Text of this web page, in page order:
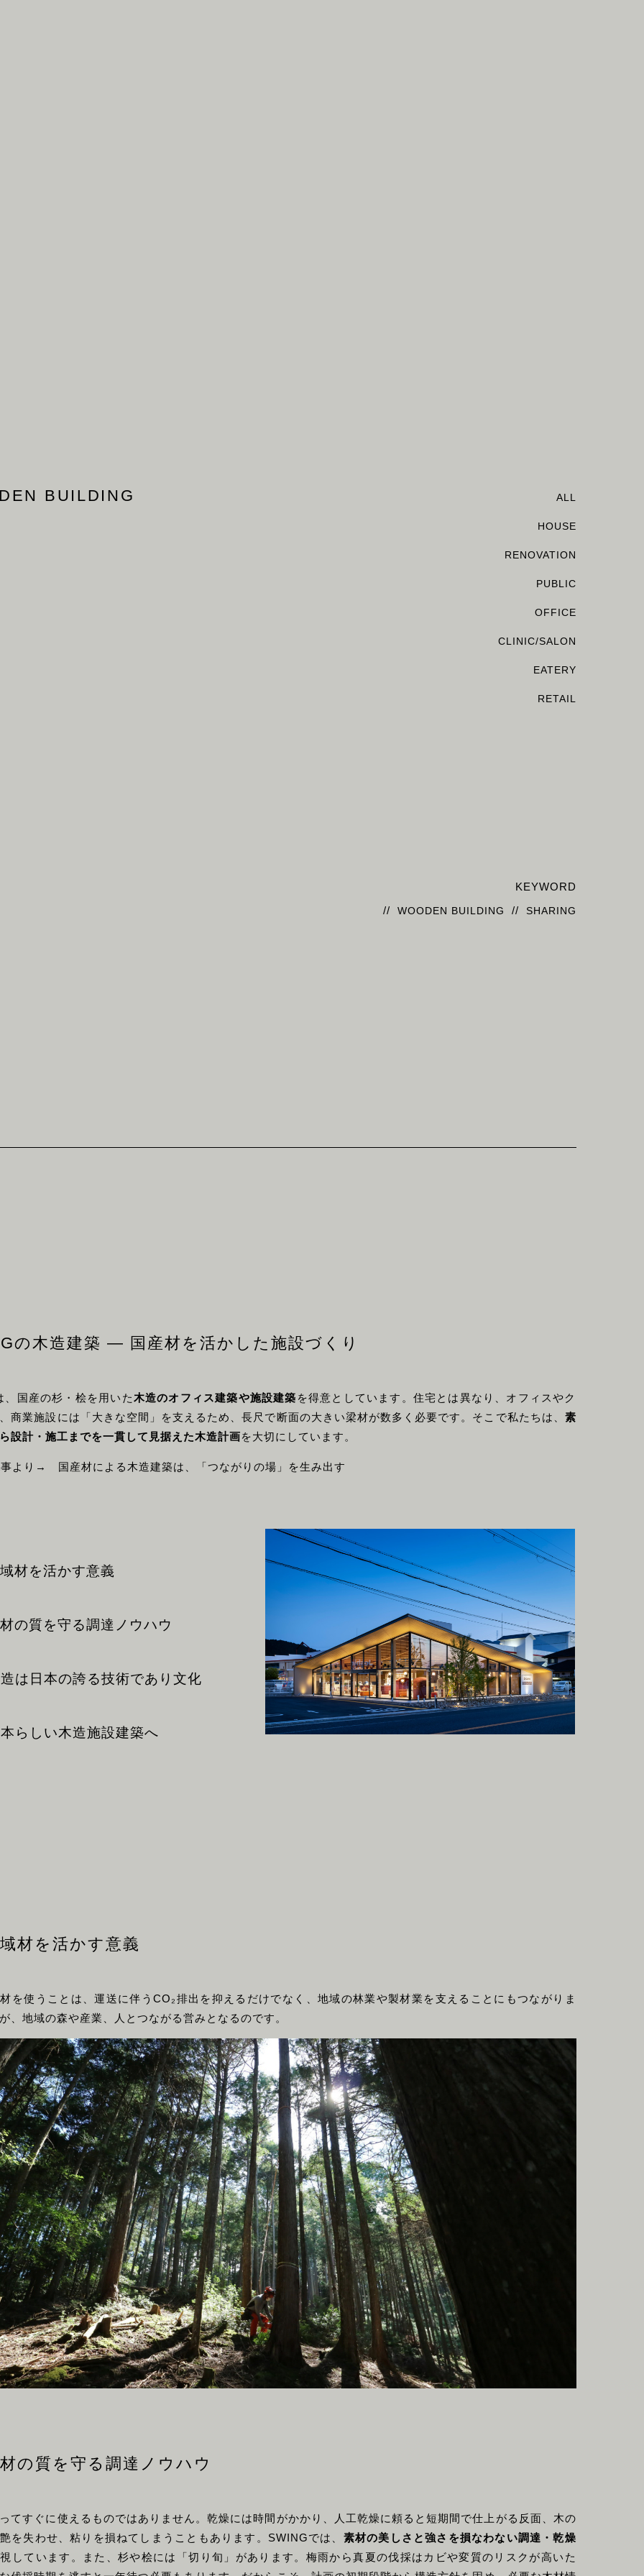
BUILDING ALL
HOUSE
RENOVATION
PUBLIC
OFFICE
CLINIC/SALON
EATERY
RETAIL
KEYWORD
//
WOODEN BUILDING // SHARING
の木造建築 ― 国産材を活かした施設づくり
、国産の杉・桧を用いた木造のオフィス建築や施設建築 を得意としています。住宅とは異なり、オフィスやク
商業施設には「大きな空間」を支えるため、⾧尺で断面の大きい梁材が数多く必要です。そこで私たちは、 素
設計・施工までを一貫して見据えた木造計画を大切にしています。
事より→ 国産材による木造建築は、「つながりの場」を生み出す
材を活かす意義
の質を守る調達ノウハウ
は日本の誇る技術であり文化
らしい木造施設建築へ
材を活かす意義
を使うことは、運送に伴うCO₂排出を抑えるだけでなく、地域の林業や製材業を支えることにもつながりま
、地域の森や産業、人とつながる営みとなるのです。
の質を守る調達ノウハウ
てすぐに使えるものではありません。乾燥には時間がかかり、人工乾燥に頼ると短期間で仕上がる反面、木の
を失わせ、粘りを損ねてしまうこともあります。SWINGでは、 素材の美しさと強さを損なわない調達・乾燥
しています。また、杉や桧には「切り旬」があります。梅雨から真夏の伐採はカビや変質のリスクが高いた